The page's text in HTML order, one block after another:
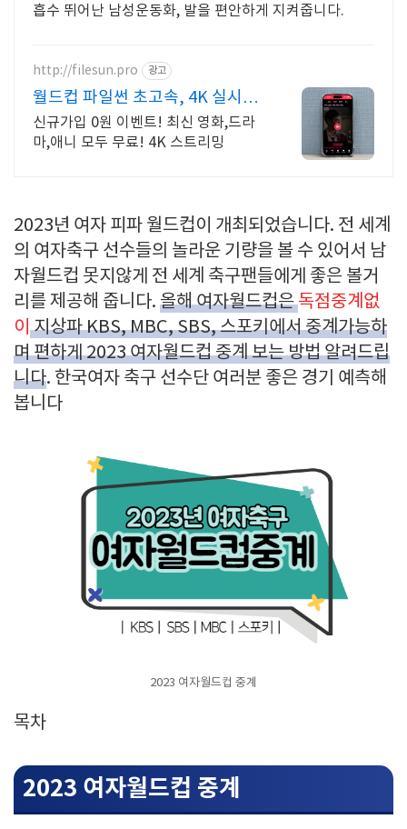
흡수 뛰어난 남성운동화, 발을 편안하게 지켜줍니다.
http://filesun.pro 광고
월드컵 파일썬 초고속, 4K 실시간
보기!
신규가입 0원 이벤트! 최신 영화,드라
마,애니 모두 무료! 4K 스트리밍
2023년 여자 피파 월드컵이 개최되었습니다. 전 세계
의 여자축구 선수들의 놀라운 기량을 볼 수 있어서 남
자월드컵 못지않게 전 세계 축구팬들에게 좋은 볼거
리를 제공해 줍니다. 올해 여자월드컵은독점중계없
이 지상파 KBS, MBC, SBS, 스포키에서 중계가능하
며 편하게 2023 여자월드컵 중계 보는 방법 알려드립
니다. 한국여자 축구 선수단 여러분 좋은 경기 예측해
봅니다
2023 여자월드컵 중계
목차
2023 여자월드컵 중계